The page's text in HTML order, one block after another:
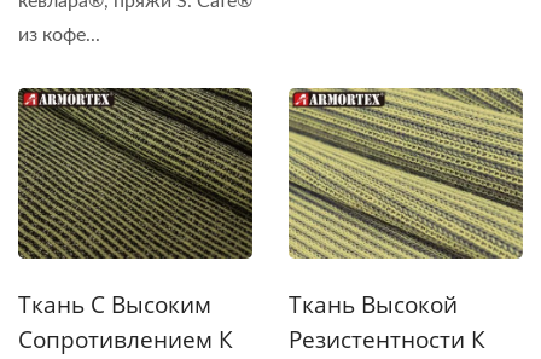
из кофе...
Ткань С Высоким
Сопротивлением К
Ткань Высокой
Резистентности К